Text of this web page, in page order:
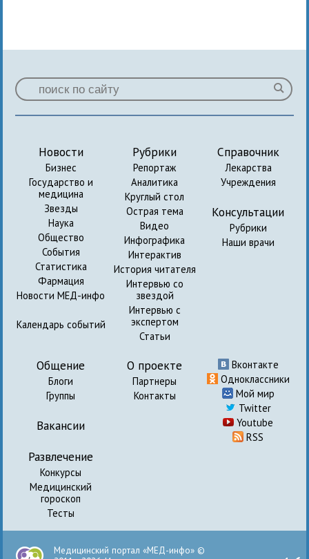
Новости
Бизнес
Государство и
медицина
Звезды
Наука
Общество
События
Статистика
Фармация
Новости МЕД-инфо
Календарь событий
Рубрики
Репортаж
Аналитика
Круглый стол
Острая тема
Видео
Инфографика
Интерактив
История читателя
Интервью со
звездой
Интервью с
экспертом
Статьи
Справочник
Лекарства
Учреждения
Консультации
Рубрики
Наши врачи
Общение
Блоги
Группы
Вакансии
Развлечение
Конкурсы
Медицинский
гороскоп
Тесты
О проекте
Партнеры
Контакты
Вконтакте
Одноклассники
Мой мир
Twitter
Youtube
RSS
Медицинский портал «МЕД-инфо» ©